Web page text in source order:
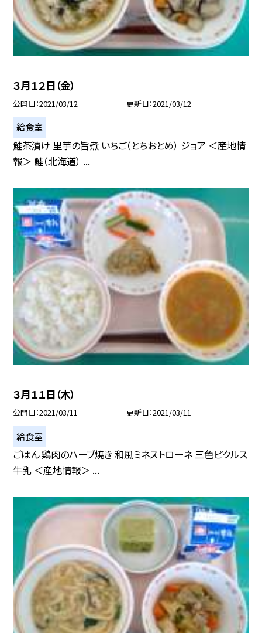
３月１２日（金）
公開日 2021/03/12 更新日 2021/03/12
給食室
鮭茶漬け 里芋の旨煮 いちご（とちおとめ） ジョア ＜産地情
報＞ 鮭（北海道） ...
３月１１日（木）
公開日 2021/03/11 更新日 2021/03/11
給食室
ごはん 鶏肉のハーブ焼き 和風ミネストローネ 三色ピクルス
牛乳 ＜産地情報＞ ...